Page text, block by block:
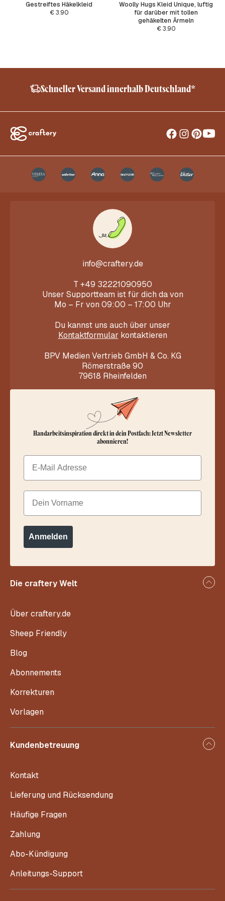
Gestreiftes Häkelkleid
€3.90
Woolly Hugs Kleid Unique, luftig
für darüber mit tollen
gehäkelten Ärmeln
€3.90
Versand innerhalb Deutschland*
info@craftery.de
T +49 32221090950
Unser Supportteam ist für dich da von
Mo – Fr von 09:00 – 17:00 Uhr
Du kannst uns auch über unser
Kontaktformular kontaktieren
BPV Medien Vertrieb GmbH & Co. KG
Römerstraße 90
79618 Rheinfelden
Die craftery Welt
Über craftery.de
Sheep Friendly
Blog
Abonnements
Korrekturen
Vorlagen
Kundenbetreuung
Kontakt
Lieferung und Rücksendung
Häufige Fragen
Zahlung
Abo-Kündigung
Anleitungs-Support
Handarbeitsinspiration direkt in dein Postfach: Jetzt Newsletter
abonnieren!
Email
Dein Vorname
Anmelden